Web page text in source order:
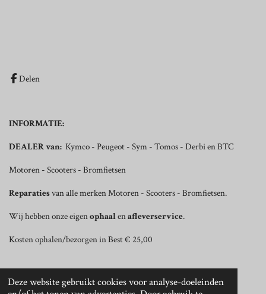
Deze website gebruikt cookies voor analyse-doeleinden
Delen
INFORMATIE:
DEALER van: Kymco - Peugeot - Sym - Tomos - Derbi en BTC
Motoren - Scooters - Bromfietsen
Reparatiesvan alle merken Motoren - Scooters - Bromfietsen.
Wij hebben onze eigenophaalenafleverservice.
Kosten ophalen/bezorgen in Best € 25,00
© 2019 - 2026 Hans Huijbers Motoren
Powered by JouwWeb